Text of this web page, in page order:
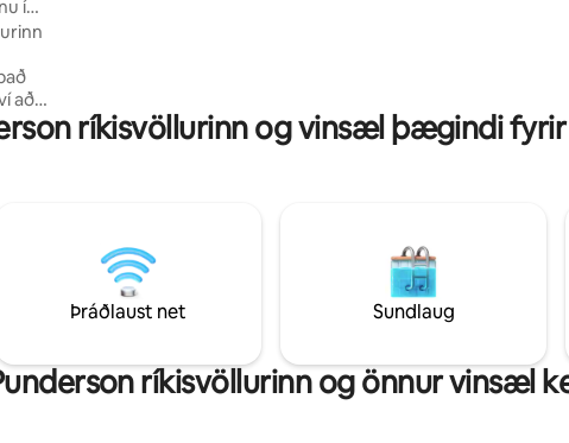
í
að
ríkisvöllurinn og vinsæl þægindi
Þráðlaust net Sundlaug
ríkisvöllurinn og önnur vinsæl